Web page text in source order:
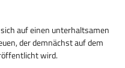
auf einen unterhaltsamen
der demnächst auf dem
wird.